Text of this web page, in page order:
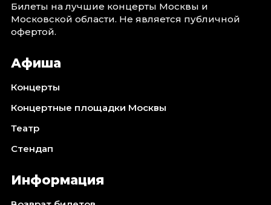
Билеты на лучшие концерты Москвы и
Московской области. Не является публичной
офертой.
Афиша
Концерты
Концертные площадки Москвы
Театр
Стендап
Информация